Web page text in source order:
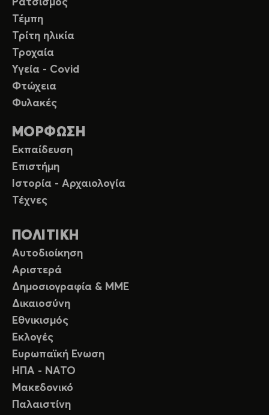
Ρατσισμός
Τέμπη
Τρίτη ηλικία
Τροχαία
Υγεία - Covid
Φτώχεια
Φυλακές
ΜΟΡΦΩΣΗ
Εκπαίδευση
Επιστήμη
Ιστορία - Αρχαιολογία
Τέχνες
ΠΟΛΙΤΙΚΗ
Αυτοδιοίκηση
Αριστερά
Δημοσιογραφία & ΜΜΕ
Δικαιοσύνη
Εθνικισμός
Εκλογές
Ευρωπαϊκή Ενωση
ΗΠΑ - ΝΑΤΟ
Μακεδονικό
Παλαιστίνη